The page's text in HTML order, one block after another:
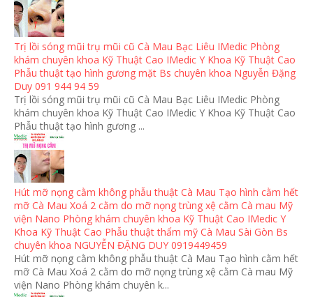
Trị lồi sóng mũi trụ mũi cũ Cà Mau Bạc Liêu IMedic Phòng
khám chuyên khoa Kỹ Thuật Cao IMedic Y Khoa Kỹ Thuật Cao
Phẫu thuật tạo hình gương mặt Bs chuyên khoa Nguyễn Đặng
Duy 091 944 94 59
Trị lồi sóng mũi trụ mũi cũ Cà Mau Bạc Liêu IMedic Phòng
khám chuyên khoa Kỹ Thuật Cao IMedic Y Khoa Kỹ Thuật Cao
Phẫu thuật tạo hình gương ...
Hút mỡ nọng cằm không phẫu thuật Cà Mau Tạo hình cằm hết
mỡ Cà Mau Xoá 2 cằm do mỡ nọng trùng xệ cằm Cà mau Mỹ
viện Nano Phòng khám chuyên khoa Kỹ Thuật Cao IMedic Y
Khoa Kỹ Thuật Cao Phẫu thuật thẩm mỹ Cà Mau Sài Gòn Bs
chuyên khoa NGUYỄN ĐẶNG DUY 0919449459
Hút mỡ nọng cằm không phẫu thuật Cà Mau Tạo hình cằm hết
mỡ Cà Mau Xoá 2 cằm do mỡ nọng trùng xệ cằm Cà mau Mỹ
viện Nano Phòng khám chuyên k...